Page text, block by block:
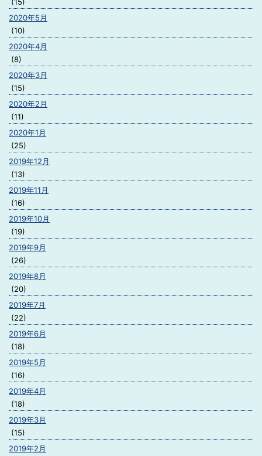
2020年5月
(10)
2020年4月
(8)
2020年3月
(15)
2020年2月
(11)
2020年1月
(25)
2019年12月
(13)
2019年11月
(16)
2019年10月
(19)
2019年9月
(26)
2019年8月
(20)
2019年7月
(22)
2019年6月
(18)
2019年5月
(16)
2019年4月
(18)
2019年3月
(15)
2019年2月